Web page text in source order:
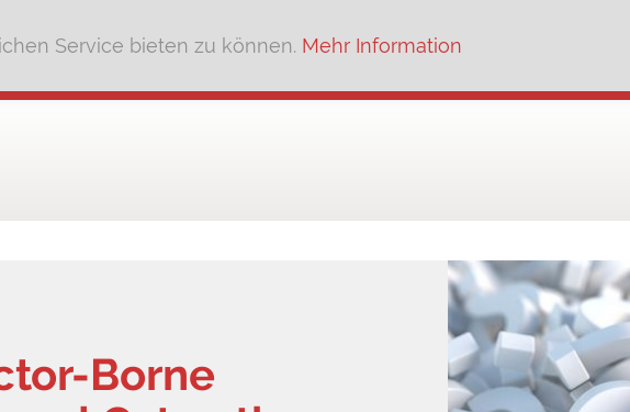
Service bieten zu können. Mehr Information
Borne